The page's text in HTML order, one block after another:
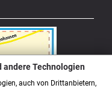
andere Technologien
auch von Drittanbietern,